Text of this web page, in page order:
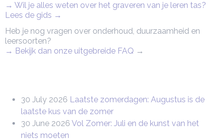
→ Wil je alles weten over het graveren van je leren tas?
Lees de gids →
Heb je nog vragen over onderhoud, duurzaamheid en
leersoorten?
→ Bekijk dan onze uitgebreide FAQ →
30 July 2026 Laatste zomerdagen: Augustus is de
laatste kus van de zomer
30 June 2026 Vol Zomer: Juli en de kunst van het
niets moeten